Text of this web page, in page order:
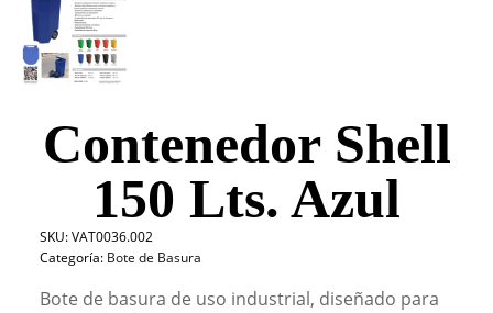
Contenedor Shell
150 Lts. Azul
SKU:VAT0036.002
Categoría: Bote de Basura
Bote de basura de uso industrial, diseñado para